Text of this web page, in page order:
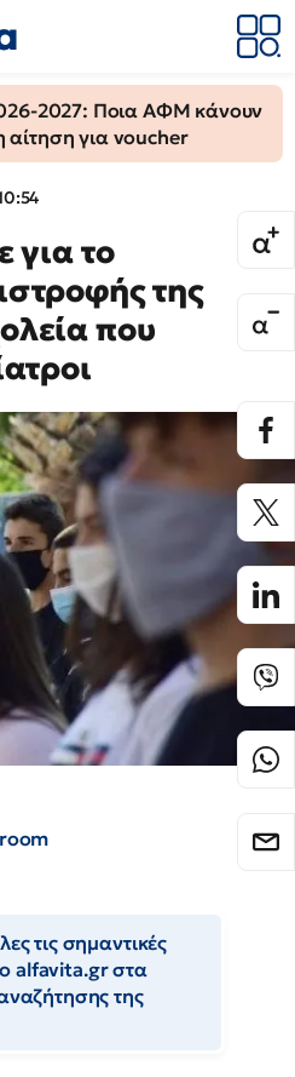
2027: Ποια ΑΦΜ κάνουν
για voucher
για το
της
που
τις σημαντικές
alfavita.gr στα
της